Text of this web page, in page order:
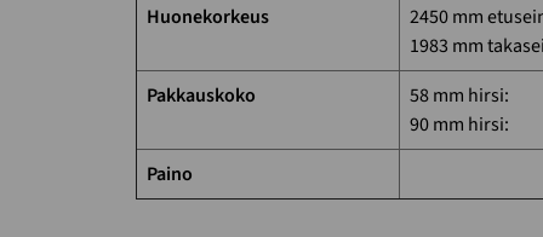
Huonekorkeus
2450 mm
1983 mm
Pakkauskoko
58 mm hirsi:
90 mm hirsi:
Paino